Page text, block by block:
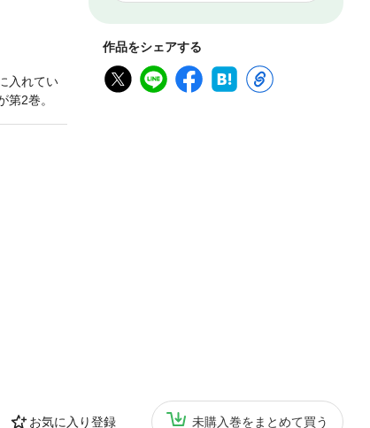
作品をシェアする
お気に入り登録 未購入巻をまとめて買う
入れてい
2巻。